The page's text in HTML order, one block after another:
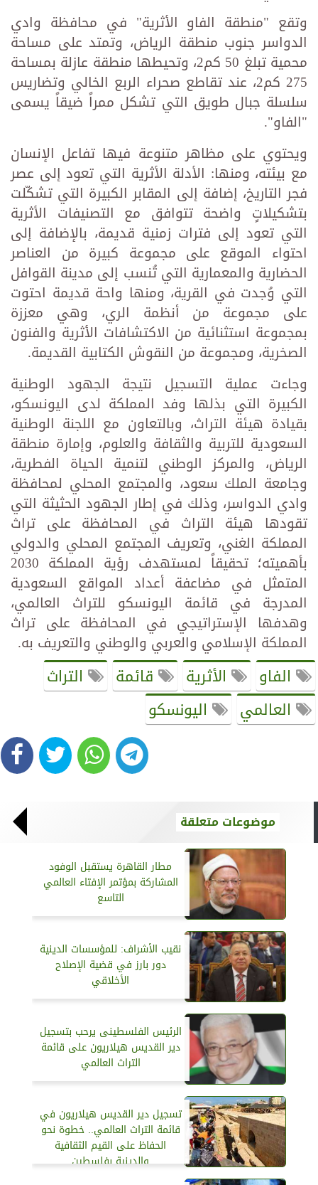
وتقع "منطقة الفاو الأثرية" في محافظة وادي
الدواسر جنوب منطقة الرياض، وتمتد على مساحة
محمية تبلغ 50 كم2، وتحيطها منطقة عازلة بمساحة
275 كم2، عند تقاطع صحراء الربع الخالي وتضاريس
سلسلة جبال طويق التي تشكل ممراً ضيقاً يسمى
"الفاو".
ويحتوي على مظاهر متنوعة فيها تفاعل الإنسان
مع بيئته، ومنها: الأدلة الأثرية التي تعود إلى عصر
فجر التاريخ، إضافة إلى المقابر الكبيرة التي تشكّلت
بتشكيلاتٍ واضحة تتوافق مع التصنيفات الأثرية
التي تعود إلى فترات زمنية قديمة، بالإضافة إلى
احتواء الموقع على مجموعة كبيرة من العناصر
الحضارية والمعمارية التي تُنسب إلى مدينة القوافل
التي وُجدت في القرية، ومنها واحة قديمة احتوت
على مجموعة من أنظمة الري، وهي معززة
بمجموعة استثنائية من الاكتشافات الأثرية والفنون
الصخرية، ومجموعة من النقوش الكتابية القديمة.
وجاءت عملية التسجيل نتيجة الجهود الوطنية
الكبيرة التي بذلها وفد المملكة لدى اليونسكو،
بقيادة هيئة التراث، وبالتعاون مع اللجنة الوطنية
السعودية للتربية والثقافة والعلوم، وإمارة منطقة
الرياض، والمركز الوطني لتنمية الحياة الفطرية،
وجامعة الملك سعود، والمجتمع المحلي لمحافظة
وادي الدواسر، وذلك في إطار الجهود الحثيثة التي
تقودها هيئة التراث في المحافظة على تراث
المملكة الغني، وتعريف المجتمع المحلي والدولي
بأهميته؛ تحقيقاً لمستهدف رؤية المملكة 2030
المتمثل في مضاعفة أعداد المواقع السعودية
المدرجة في قائمة اليونسكو للتراث العالمي،
وهدفها الإستراتيجي في المحافظة على تراث
المملكة الإسلامي والعربي والوطني والتعريف به.
الفاو الأثرية قائمة
التراث
العالمي
اليونسكو
موضوعات متعلقة
مطار القاهرة يستقبل الوفود
المشاركة بمؤتمر الإفتاء العالمي
التاسع
نقيب الأشراف: للمؤسسات الدينية
دور بارز في قضية الإصلاح
الأخلاقي
الرئيس الفلسطينى يرحب بتسجيل
دير القديس هيلاريون على قائمة
التراث العالمي
تسجيل دير القديس هيلاريون في
قائمة التراث العالمي.. خطوة نحو
الحفاظ على القيم الثقافية
والدينية بفلسطين